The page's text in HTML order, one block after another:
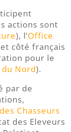
actions sont
), l’Office
et côté français
pour le
Nord).
par de
Chasseurs
des Eleveurs